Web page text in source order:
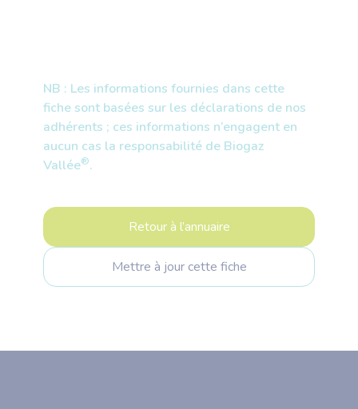
NB : Les informations fournies dans cette
fiche sont basées sur les déclarations de nos
adhérents ; ces informations n’engagent en
aucun cas la responsabilité de Biogaz
Vallée®.
Retour à l’annuaire
Mettre à jour cette fiche